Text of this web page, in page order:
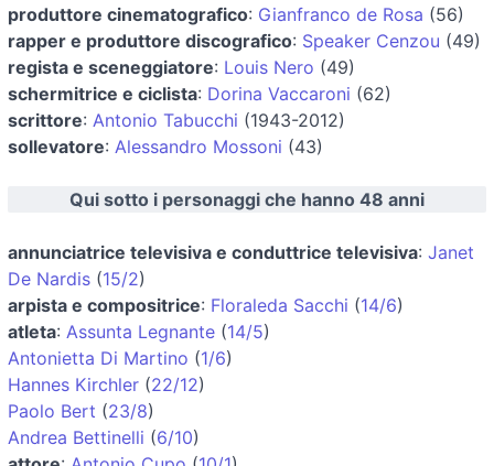
produttore cinematografico: Gianfranco de Rosa (56)
rapper e produttore discografico: Speaker Cenzou (49)
regista e sceneggiatore: Louis Nero (49)
schermitrice e ciclista: Dorina Vaccaroni (62)
scrittore: Antonio Tabucchi (1943-2012)
sollevatore: Alessandro Mossoni (43)
Qui sotto i personaggi che hanno 48 anni
annunciatrice televisiva e conduttrice televisiva: Janet
De Nardis (15/2)
arpista e compositrice: Floraleda Sacchi (14/6)
atleta: Assunta Legnante (14/5)
Antonietta Di Martino (1/6)
Hannes Kirchler (22/12)
Paolo Bert (23/8)
Andrea Bettinelli (6/10)